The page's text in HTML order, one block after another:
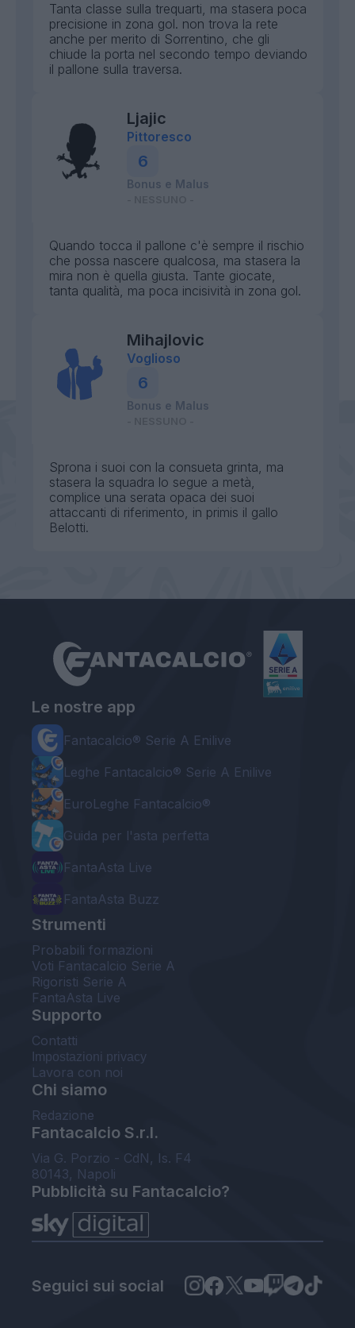
Tanta classe sulla trequarti, ma stasera poca
precisione in zona gol. non trova la rete
anche per merito di Sorrentino, che gli
chiude la porta nel secondo tempo deviando
il pallone sulla traversa.
Ljajic
Pittoresco
6
Bonus e Malus
Quando tocca il pallone c'è sempre il rischio
che possa nascere qualcosa, ma stasera la
mira non è quella giusta. Tante giocate,
tanta qualità, ma poca incisività in zona gol.
Mihajlovic
Voglioso
6
Bonus e Malus
Sprona i suoi con la consueta grinta, ma
stasera la squadra lo segue a metà,
complice una serata opaca dei suoi
attaccanti di riferimento, in primis il gallo
Belotti.
Le nostre app
Fantacalcio® Serie A Enilive
Leghe Fantacalcio® Serie A Enilive
EuroLeghe Fantacalcio®
Guida per l'asta perfetta
FantaAsta Live
FantaAsta Buzz
Strumenti
Probabili formazioni
Voti Fantacalcio Serie A
Rigoristi Serie A
FantaAsta Live
Supporto
Contatti
Impostazioni privacy
Lavora con noi
Chi siamo
Redazione
Fantacalcio S.r.l.
Via G. Porzio - CdN, Is. F4
80143, Napoli
Pubblicità su Fantacalcio?
Seguici sui social